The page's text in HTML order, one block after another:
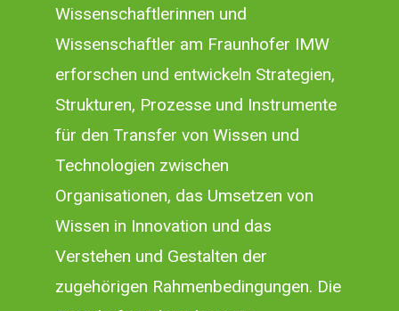
Wissenschaftlerinnen und
Wissenschaftler am Fraunhofer IMW
erforschen und entwickeln Strategien,
Strukturen, Prozesse und Instrumente
für den Transfer von Wissen und
Technologien zwischen
Organisationen, das Umsetzen von
Wissen in Innovation und das
Verstehen und Gestalten der
zugehörigen Rahmenbedingungen. Die